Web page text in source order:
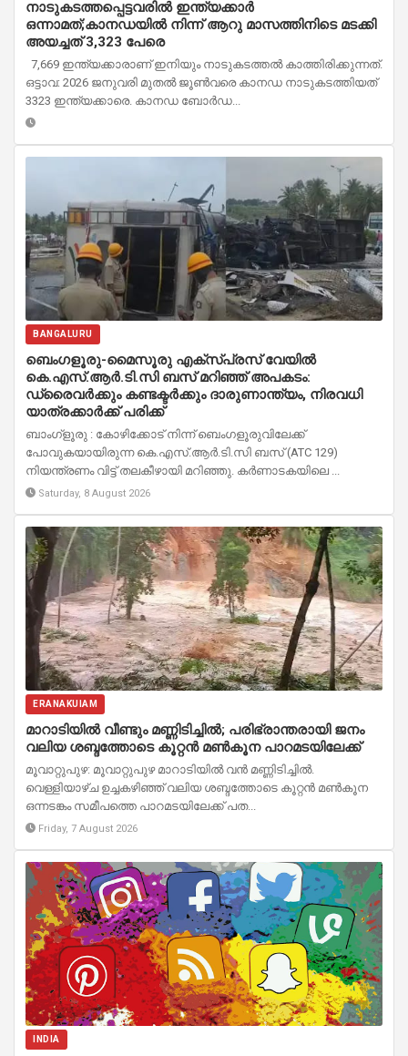
നാടുകടത്തപ്പെട്ടവരിൽ ഇന്ത്യക്കാർ
ഒന്നാമത്;കാനഡയിൽ നിന്ന് ആറു മാസത്തിനിടെ മടക്കി
അയച്ചത് 3,323 പേരെ
7,669 ഇന്ത്യക്കാരാണ് ഇനിയും നാടുകടത്തൽ കാത്തിരിക്കുന്നത്.
ഒട്ടാവ: 2026 ജനുവരി മുതൽ ജൂൺവരെ കാനഡ നാടുകടത്തിയത്
3323 ഇന്ത്യക്കാരെ. കാനഡ ബോർഡ...
BANGALURU
ബെംഗളൂരു-മൈസൂരു എക്സ്പ്രസ് വേയിൽ
കെ.എസ്.ആർ.ടി.സി ബസ് മറിഞ്ഞ് അപകടം:
ഡ്രൈവർക്കും കണ്ടക്ടർക്കും ദാരുണാന്ത്യം, നിരവധി
യാത്രക്കാർക്ക് പരിക്ക്
ബാംഗ്ളൂരു : കോഴിക്കോട് നിന്ന് ബെംഗളൂരുവിലേക്ക്
പോവുകയായിരുന്ന കെ.എസ്.ആർ.ടി.സി ബസ് (ATC 129)
നിയന്ത്രണം വിട്ട് തലകീഴായി മറിഞ്ഞു. കർണാടകയിലെ ...
Saturday, 8 August 2026
ERANAKUIAM
മാറാടിയിൽ വീണ്ടും മണ്ണിടിച്ചിൽ; പരിഭ്രാന്തരായി ജനം
വലിയ ശബ്ദത്തോടെ കൂറ്റൻ മൺകൂന പാറമടയിലേക്ക്
മൂവാറ്റുപുഴ: മൂവാറ്റുപുഴ മാറാടിയിൽ വൻ മണ്ണിടിച്ചിൽ.
വെള്ളിയാഴ്ച ഉച്ചകഴിഞ്ഞ് വലിയ ശബ്ദത്തോടെ കൂറ്റൻ മൺകൂന
ഒന്നടങ്കം സമീപത്തെ പാറമടയിലേക്ക് പത...
Friday, 7 August 2026
INDIA